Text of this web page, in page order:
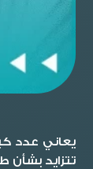
يعاني عدد
تتزايد بشأن